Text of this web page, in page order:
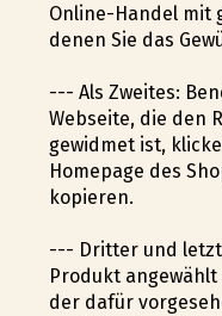
Online-Handel mit
denen Sie das
--- Als Zweites:
Webseite, die den
gewidmet ist,
Homepage des
kopieren.
--- Dritter und
Produkt
der dafür